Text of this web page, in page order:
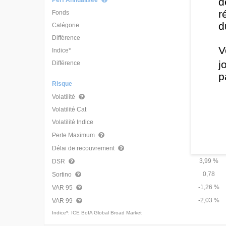
-3,38 % -
Fonds
Catégorie
Différence
Indice*
Différence
Risque
Volatilité
Volatilité Cat
Volatilité Indice
Perte Maximum
Délai de recouvrement
DSR
3,99 %
Sortino
0,78
VAR 95
-1,26 %
VAR 99
-2,03 %
Indice*: ICE BofA Global Broad Market